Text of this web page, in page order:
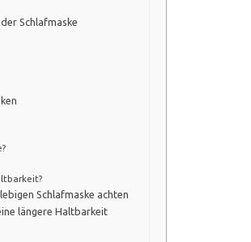
Schlafmaske
Schlafmaske achten
längere Haltbarkeit